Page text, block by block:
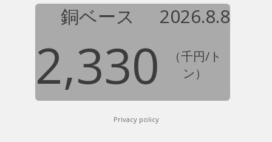
銅ベース 2026.8.8
2,330
（千円/ト
ン）
Privacy policy